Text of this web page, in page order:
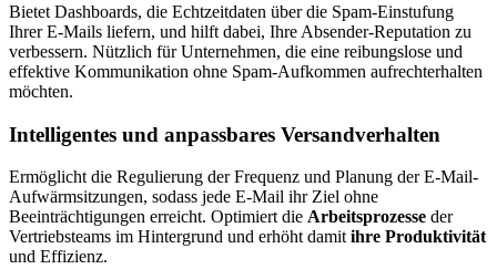
Bietet Dashboards, die Echtzeitdaten über die Spam-Einstufung
Ihrer E-Mails liefern, und hilft dabei, Ihre Absender-Reputation zu
verbessern. Nützlich für Unternehmen, die eine reibungslose und
effektive Kommunikation ohne Spam-Aufkommen aufrechterhalten
möchten.
Intelligentes und anpassbares Versandverhalten
Ermöglicht die Regulierung der Frequenz und Planung der E-Mail-
Aufwärmsitzungen, sodass jede E-Mail ihr Ziel ohne
Beeinträchtigungen erreicht. Optimiert die Arbeitsprozesse der
Vertriebsteams im Hintergrund und erhöht damit ihre Produktivität
und Effizienz.